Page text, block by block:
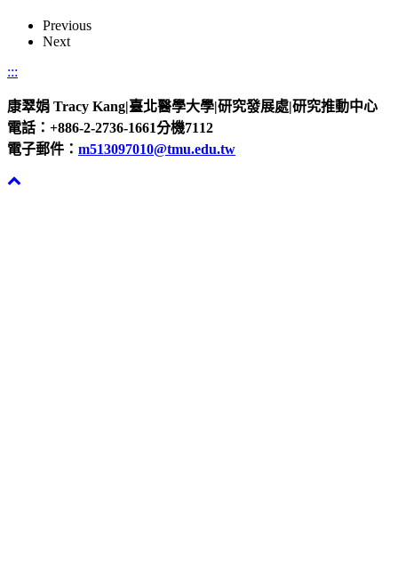
Previous
Next
:::
康翠娟 Tracy Kang|臺北醫學大學|研究發展處|研究推動中心
電話：+886-2-2736-1661分機7112
電子郵件： m513097010@tmu.edu.tw